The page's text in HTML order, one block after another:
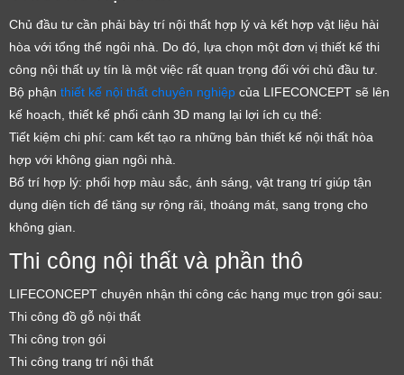
Chủ đầu tư cần phải bày trí nội thất hợp lý và kết hợp vật liệu hài
hòa với tổng thể ngôi nhà. Do đó, lựa chọn một đơn vị thiết kế thi
công nội thất uy tín là một việc rất quan trọng đối với chủ đầu tư.
Bộ phận thiết kế nội thất chuyên nghiệp của LIFECONCEPT sẽ lên
kế hoạch, thiết kế phối cảnh 3D mang lại lợi ích cụ thể:
Tiết kiệm chi phí: cam kết tạo ra những bản thiết kế nội thất hòa
hợp với không gian ngôi nhà.
Bố trí hợp lý: phối hợp màu sắc, ánh sáng, vật trang trí giúp tận
dụng diện tích để tăng sự rộng rãi, thoáng mát, sang trọng cho
không gian.
Thi công nội thất và phần thô
LIFECONCEPT chuyên nhận thi công các hạng mục trọn gói sau:
Thi công đồ gỗ nội thất
Thi công trọn gói
Thi công trang trí nội thất